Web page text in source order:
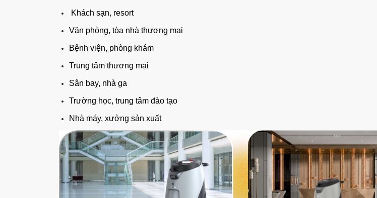
Khách sạn, resort
Văn phòng, tòa nhà thương mại
Bệnh viện, phòng khám
Trung tâm thương mại
Sân bay, nhà ga
Trường học, trung tâm đào tạo
Nhà máy, xưởng sản xuất